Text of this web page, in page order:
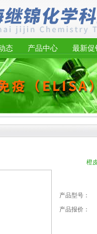
态 产品中心 最新促
橙
产品型号：
产品报价：